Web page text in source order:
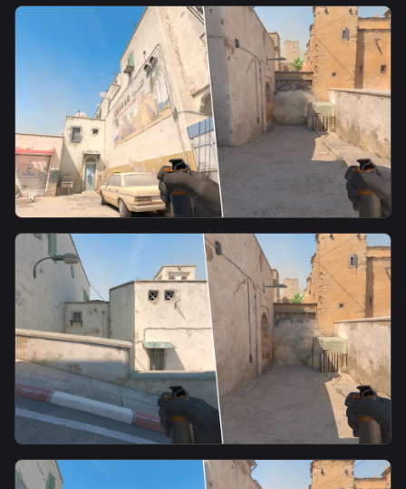
Mid Doors Smoke From T Spawn1
smoke
T B2 Fast Mid Smoke
smoke